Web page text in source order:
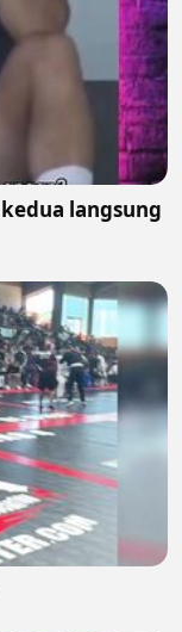
langsung